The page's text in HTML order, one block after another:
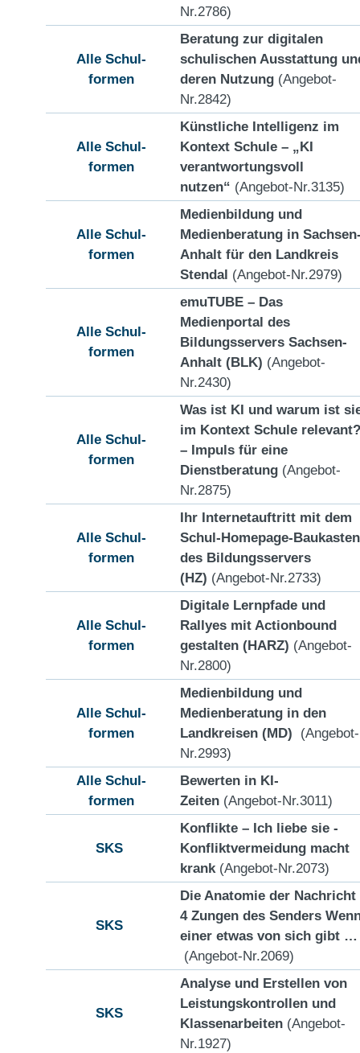
Nr.2786)
Alle Schul-
formen
Beratung zur digitalen
schulischen Ausstattung
deren Nutzung (Angebot-
Nr.2842)
Alle Schul-
formen
Künstliche Intelligenz im
Kontext Schule – „KI
verantwortungsvoll
nutzen“ (Angebot-Nr.3135)
Alle Schul-
formen
Medienbildung und
Medienberatung in
Anhalt für den Landkreis
Stendal (Angebot-Nr.2979)
Alle Schul-
formen
emuTUBE – Das
Medienportal des
Bildungsservers Sachsen-
Anhalt (BLK) (Angebot-
Nr.2430)
Alle Schul-
formen
Was ist KI und warum ist
im Kontext Schule relevant?
– Impuls für eine
Dienstberatung (Angebot-
Nr.2875)
Alle Schul-
formen
Ihr Internetauftritt mit dem
Schul-Homepage-Baukasten
des Bildungsservers
(HZ) (Angebot-Nr.2733)
Alle Schul-
formen
Digitale Lernpfade und
Rallyes mit Actionbound
gestalten (HARZ) (Angebot-
Nr.2800)
Alle Schul-
formen
Medienbildung und
Medienberatung in den
Landkreisen (MD) (Angebot-
Nr.2993)
Alle Schul-
formen
Bewerten in KI-
Zeiten (Angebot-Nr.3011)
SKS
Konflikte – Ich liebe sie -
Konfliktvermeidung macht
krank (Angebot-Nr.2073)
SKS
Die Anatomie der Nachricht
4 Zungen des Senders
einer etwas von sich gibt …
(Angebot-Nr.2069)
SKS
Analyse und Erstellen von
Leistungskontrollen und
Klassenarbeiten (Angebot-
Nr.1927)